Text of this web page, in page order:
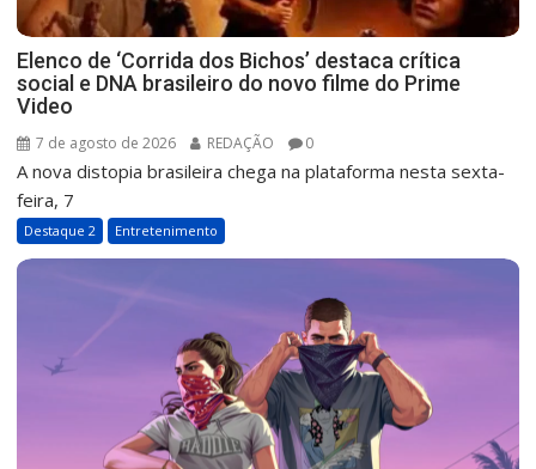
Elenco de ‘Corrida dos Bichos’ destaca crítica
social e DNA brasileiro do novo filme do Prime
Video
7 de agosto de 2026 REDAÇÃO 0
A nova distopia brasileira chega na plataforma nesta sexta-
feira, 7
Destaque 2 Entretenimento